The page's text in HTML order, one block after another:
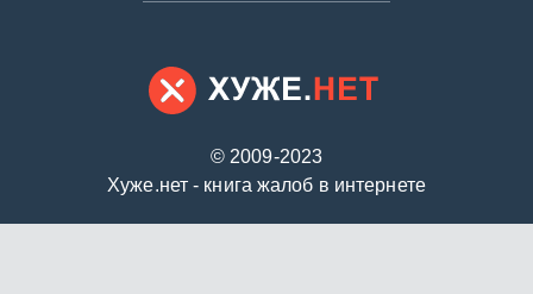
© 2009-2023
Хуже.нет - книга жалоб в интернете